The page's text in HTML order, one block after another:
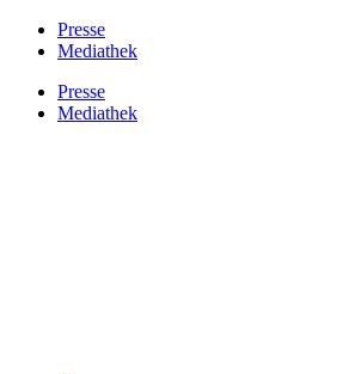
Presse
Mediathek
Presse
Mediathek